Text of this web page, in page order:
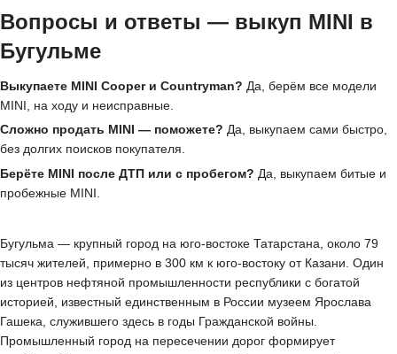
Вопросы и ответы — выкуп MINI в
Бугульме
Выкупаете MINI Cooper и Countryman? Да, берём все модели
MINI, на ходу и неисправные.
Сложно продать MINI — поможете? Да, выкупаем сами быстро,
без долгих поисков покупателя.
Берёте MINI после ДТП или с пробегом? Да, выкупаем битые и
пробежные MINI.
Бугульма — крупный город на юго-востоке Татарстана, около 79
тысяч жителей, примерно в 300 км к юго-востоку от Казани. Один
из центров нефтяной промышленности республики с богатой
историей, известный единственным в России музеем Ярослава
Гашека, служившего здесь в годы Гражданской войны.
Промышленный город на пересечении дорог формирует